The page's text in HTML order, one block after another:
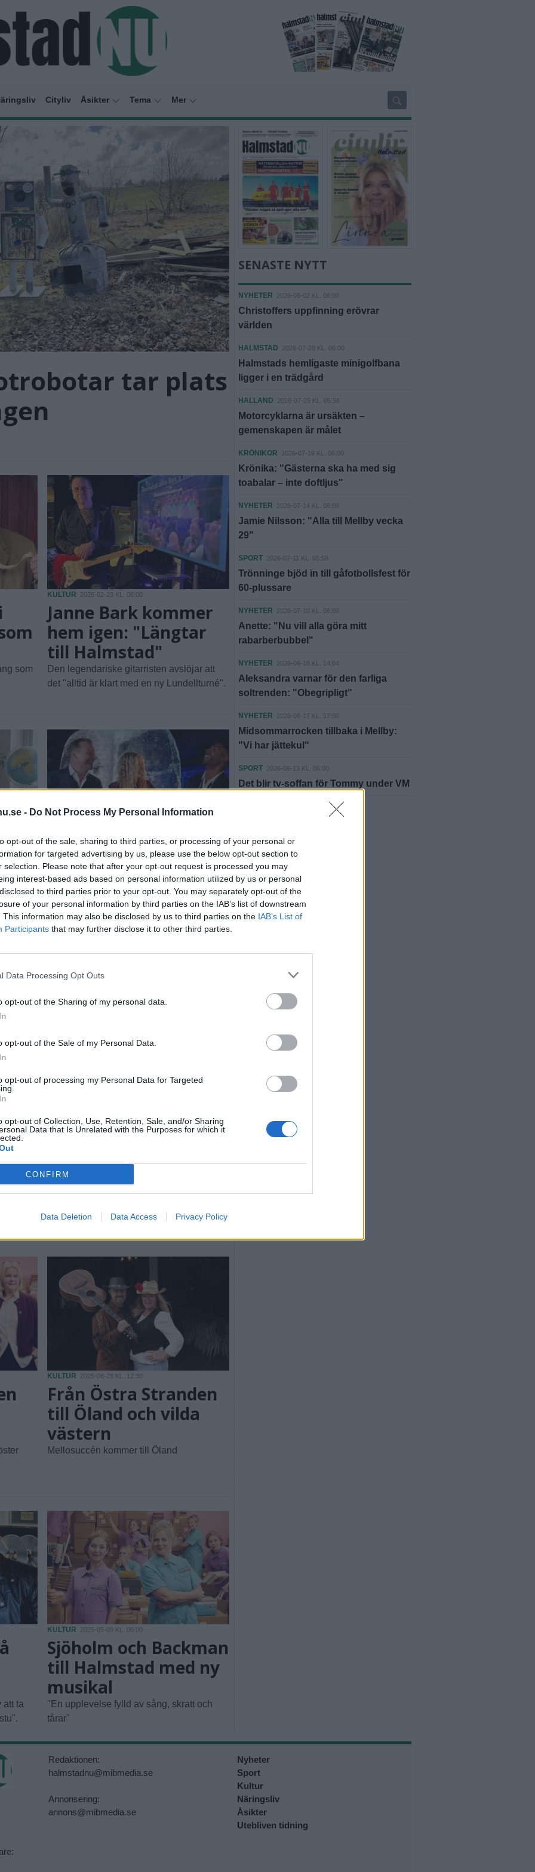
- Do Not Process My Personal Information
opt-out of the sale, sharing to third parties, or processing of your personal or
for targeted advertising by us, please use the below opt-out section to
selection. Please note that after your opt-out request is processed you may
interest-based ads based on personal information utilized by us or personal
to third parties prior to your opt-out. You may separately opt-out of the
of your personal information by third parties on the IAB’s list of downstream
This information may also be disclosed by us to third parties on the IAB’s List of
Participants that may further disclose it to other third parties.
Data Processing Opt Outs
opt-out of the Sharing of my personal data.
opt-out of the Sale of my Personal Data.
opt-out of processing my Personal Data for Targeted
opt-out of Collection, Use, Retention, Sale, and/or Sharing
Data that Is Unrelated with the Purposes for which it
CONFIRM
Data Deletion Data Access Privacy Policy
Cityliv Åsikter Tema Mer
tar plats
som
KULTUR 2026-02-23 KL. 06:00
Janne Bark kommer
hem igen: "Längtar
till Halmstad"
Den legendariske gitarristen avslöjar att
det "alltid är klart med en ny Lundellturné".
har
2025-11-20 KL. 06:00
Tre julstjärnor på
turné: "Överens om
att vi gör som jag
säger"
Wiktoria Johansson till Halmstad.
KULTUR 2025-08-31 KL. 13:00
Konsten kommer till
folket – istället för
tvärtom
Erika Kangas ställer ut sina tavlor på
restaurang Vattnet.
KULTUR 2025-06-28 KL. 12:30
Från Östra Stranden
till Öland och vilda
västern
Mellosuccén kommer till Öland
att ta
KULTUR 2025-05-09 KL. 06:00
Sjöholm och Backman
till Halmstad med ny
musikal
"En upplevelse fylld av sång, skratt och
tårar"
SENASTE NYTT
NYHETER 2026-08-02 KL. 06:00
Christoffers uppfinning erövrar
världen
HALMSTAD 2026-07-28 KL. 06:00
Halmstads hemligaste minigolfbana
ligger i en trädgård
HALLAND 2026-07-25 KL. 05:58
Motorcyklarna är ursäkten –
gemenskapen är målet
KRÖNIKOR 2026-07-19 KL. 06:00
Krönika: "Gästerna ska ha med sig
toabalar – inte doftljus"
NYHETER 2026-07-14 KL. 06:00
Jamie Nilsson: "Alla till Mellby vecka
29"
SPORT 2026-07-11 KL. 05:58
Trönninge bjöd in till gåfotbollsfest för
60-plussare
NYHETER 2026-07-10 KL. 06:00
Anette: "Nu vill alla göra mitt
rabarberbubbel"
NYHETER 2026-06-18 KL. 14:04
Aleksandra varnar för den farliga
soltrenden: "Obegripligt"
NYHETER 2026-06-17 KL. 17:00
Midsommarrocken tillbaka i Mellby:
"Vi har jättekul"
SPORT 2026-06-13 KL. 06:00
Det blir tv-soffan för Tommy under VM
Redaktionen:
halmstadnu@mibmedia.se
Annonsering:
annons@mibmedia.se
Nyheter
Sport
Kultur
Näringsliv
Åsikter
Utebliven tidning